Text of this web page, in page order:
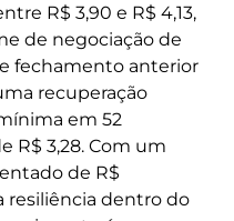
R$ 3,90 e R$ 4,13,
de negociação de
fechamento anterior
recuperação
em 52
R$ 3,28. Com um
de R$
resiliência dentro do